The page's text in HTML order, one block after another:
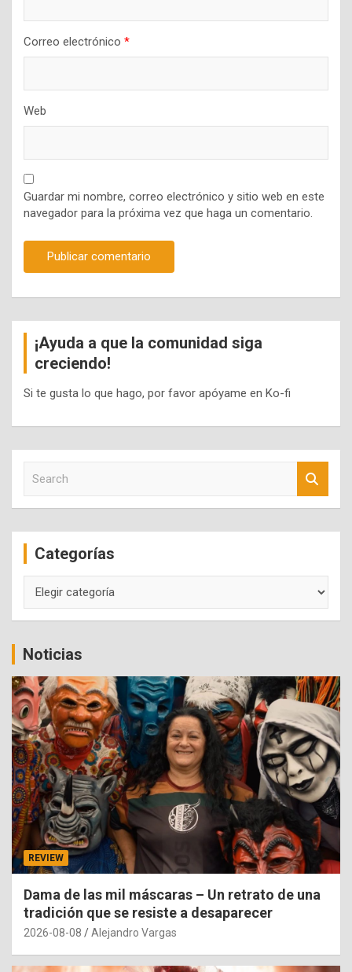
Correo electrónico *
Web
Guardar mi nombre, correo electrónico y sitio web en este
navegador para la próxima vez que haga un comentario.
¡Ayuda a que la comunidad siga
creciendo!
Si te gusta lo que hago, por favor apóyame en Ko-fi
c
Categorías
Noticias
REVIEW
Dama de las mil máscaras – Un retrato de una
tradición que se resiste a desaparecer
2026-08-08 Alejandro Vargas